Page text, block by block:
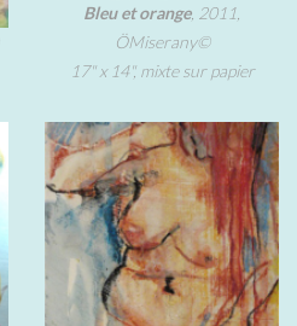
Bleu et orange, 2011,
ÖMiserany©
17" x 14", mixte sur papier